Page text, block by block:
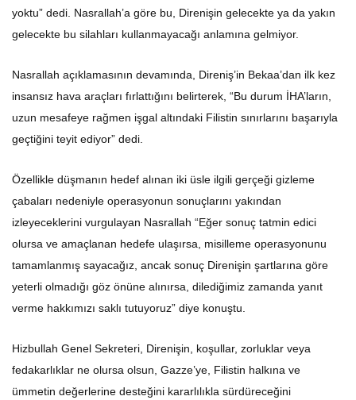
yoktu” dedi. Nasrallah’a göre bu, Direnişin gelecekte ya da yakın
gelecekte bu silahları kullanmayacağı anlamına gelmiyor.
Nasrallah açıklamasının devamında, Direniş’in Bekaa’dan ilk kez
insansız hava araçları fırlattığını belirterek, “Bu durum İHA’ların,
uzun mesafeye rağmen işgal altındaki Filistin sınırlarını başarıyla
geçtiğini teyit ediyor” dedi.
Özellikle düşmanın hedef alınan iki üsle ilgili gerçeği gizleme
çabaları nedeniyle operasyonun sonuçlarını yakından
izleyeceklerini vurgulayan Nasrallah “Eğer sonuç tatmin edici
olursa ve amaçlanan hedefe ulaşırsa, misilleme operasyonunu
tamamlanmış sayacağız, ancak sonuç Direnişin şartlarına göre
yeterli olmadığı göz önüne alınırsa, dilediğimiz zamanda yanıt
verme hakkımızı saklı tutuyoruz” diye konuştu.
Hizbullah Genel Sekreteri, Direnişin, koşullar, zorluklar veya
fedakarlıklar ne olursa olsun, Gazze’ye, Filistin halkına ve
ümmetin değerlerine desteğini kararlılıkla sürdüreceğini